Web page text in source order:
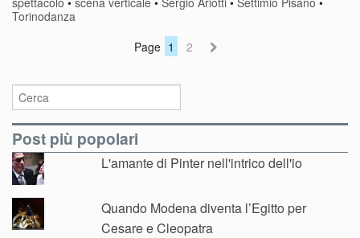
Torinodanza
Page 1 2
Post più popolari
L'amante di Pinter nell'intrico dell'io
Quando Modena diventa l’Egitto per
Cesare e Cleopatra